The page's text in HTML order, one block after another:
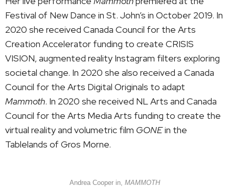
Festival of New Dance in St. John’s in October 2019. In
2020 she received Canada Council for the Arts
Creation Accelerator funding to create CRISIS
VISION, augmented reality Instagram filters exploring
societal change. In 2020 she also received a Canada
Council for the Arts Digital Originals to adapt
Mammoth. In 2020 she received NL Arts and Canada
Council for the Arts Media Arts funding to create the
virtual reality and volumetric film GONEin the
Tablelands of Gros Morne.
Andrea Cooper in, MAMMOTH